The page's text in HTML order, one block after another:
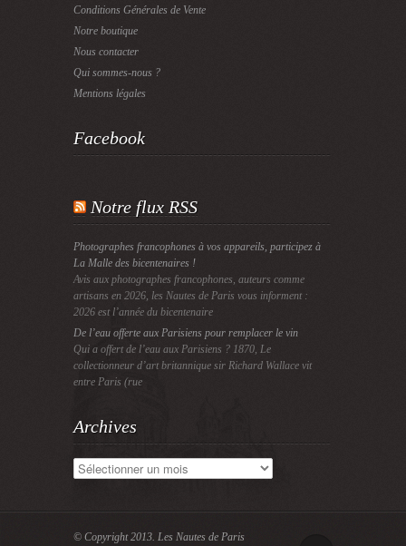
Conditions Générales de Vente
Notre boutique
Nous contacter
Qui sommes-nous ?
Mentions légales
Facebook
Notre flux RSS
Photographes francophones à vos appareils, participez à
La Malle des bicentenaires !
Avis aux photographes francophones, auteurs comme
artisans en 2026, les Nautes de Paris vous informent :
2026 est l’année du bicentenaire
De l’eau offerte aux Parisiens pour remplacer le vin
Qui a offert de l’eau aux Parisiens ? 1870, Le
collectionneur d’art britannique sir Richard Wallace vit
entre Paris (rue
Archives
Archives
© Copyright 2013. Les Nautes de Paris